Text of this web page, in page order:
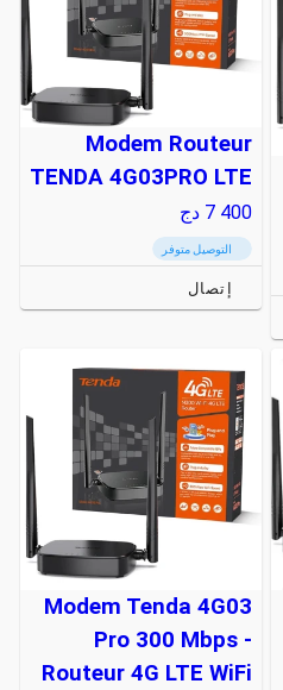
Modem Routeur
TENDA 4G03PRO LTE
7 400 دج
التوصيل متوفر
إتصال
Modem Tenda 4G03
Pro 300 Mbps -
Routeur 4G LTE WiFi